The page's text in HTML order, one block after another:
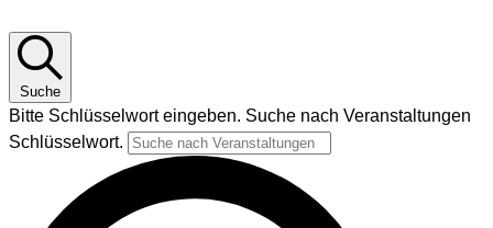
20,
2026
Suche
Bitte Schlüsselwort eingeben. Suche nach Veranstaltungen
Schlüsselwort.